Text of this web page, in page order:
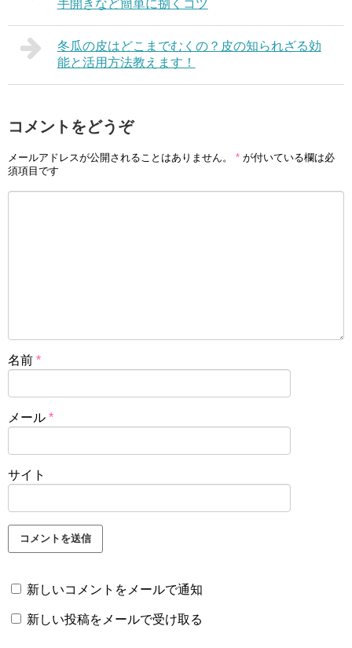
手開きなど簡単に捌くコツ
冬瓜の皮はどこまでむくの？皮の知られざる効
能と活用方法教えます！
コメントをどうぞ
メールアドレスが公開されることはありません。 * が付いている欄は必
須項目です
名前 *
メール *
サイト
新しいコメントをメールで通知
新しい投稿をメールで受け取る